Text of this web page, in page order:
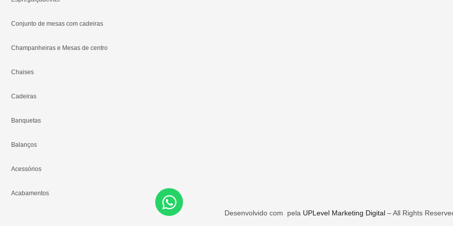
Conjunto de mesas com cadeiras
Champanheiras e Mesas de centro
Chaises
Cadeiras
Banquetas
Balanços
Acessórios
Acabamentos
Desenvolvido com pela UPLevel Marketing Digital– All Rights